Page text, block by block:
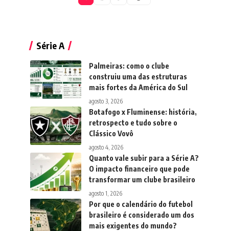
Série A
Palmeiras: como o clube
construiu uma das estruturas
mais fortes da América do Sul
agosto 3, 2026
Botafogo x Fluminense: história,
retrospecto e tudo sobre o
Clássico Vovô
agosto 4, 2026
Quanto vale subir para a Série A?
O impacto financeiro que pode
transformar um clube brasileiro
agosto 1, 2026
Por que o calendário do futebol
brasileiro é considerado um dos
mais exigentes do mundo?